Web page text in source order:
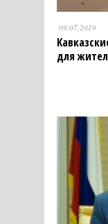
09.07.2019
для